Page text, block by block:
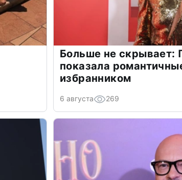
Больше не скрывает:
показала
избранником
6 августа 269